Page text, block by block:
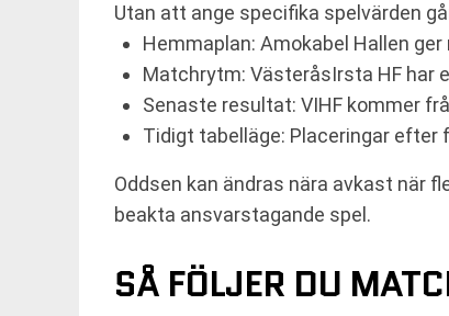
Utan att ange specifika spelvärden
Hemmaplan: Amokabel Hallen
Matchrytm: VästeråsIrsta HF har
Senaste resultat: VIHF kommer
Tidigt tabelläge: Placeringar efter
Oddsen kan ändras nära avkast när
beakta ansvarstagande spel.
SÅ FÖLJER DU